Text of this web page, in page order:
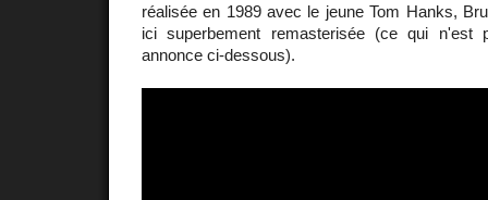
réalisée en 1989 avec le jeune Tom Hanks,
ici superbement remasterisée (ce qui n'est
annonce ci-dessous).